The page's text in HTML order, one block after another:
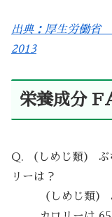
出典：厚生労働省
2013
栄養成分
Q. （しめじ類）
リーは？
（しめじ類